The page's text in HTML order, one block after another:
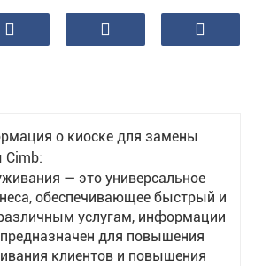
сохранить исходный номер
в последующем.
карт «продление страхового
машинами для
услуга по
карт Everbright Bank
только предоставляет
типов карт на выбор, но
выбирать
номера карт в
о киоске для замены
Cimb:
— это универсальное
обеспечивающее быстрый и
услугам, информации
для повышения
клиентов и повышения